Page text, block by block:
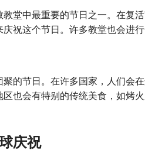
堂中最重要的节日之一。在复
祝这个节日。许多教堂也会进
的节日。在许多国家，人们会
也会有特别的传统美食，如烤火
庆祝